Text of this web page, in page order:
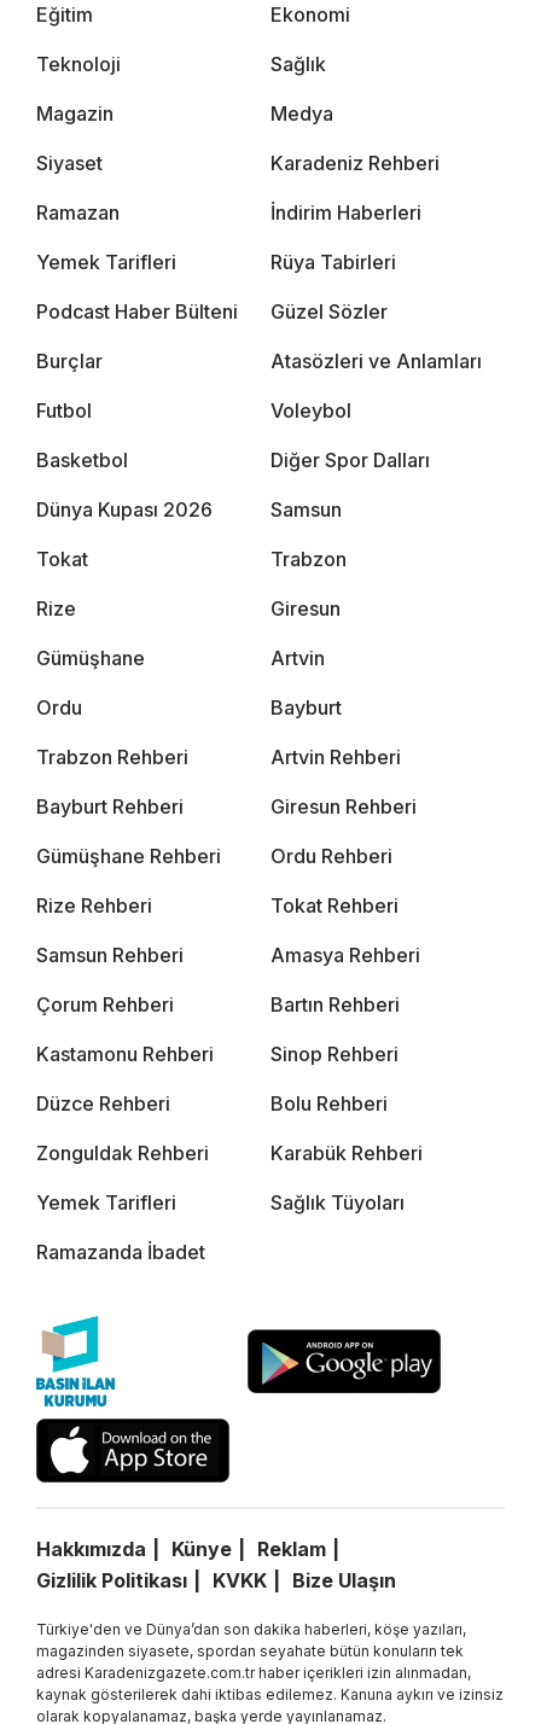
Eğitim Ekonomi
Teknoloji Sağlık
Magazin Medya
Siyaset Karadeniz Rehberi
Ramazan İndirim Haberleri
Yemek Tarifleri Rüya Tabirleri
Podcast Haber Bülteni Güzel Sözler
Burçlar Atasözleri ve Anlamları
Futbol Voleybol
Basketbol Diğer Spor Dalları
Dünya Kupası 2026 Samsun
Tokat Trabzon
Rize Giresun
Gümüşhane Artvin
Ordu Bayburt
Trabzon Rehberi Artvin Rehberi
Bayburt Rehberi Giresun Rehberi
Gümüşhane Rehberi Ordu Rehberi
Rize Rehberi Tokat Rehberi
Samsun Rehberi Amasya Rehberi
Çorum Rehberi Bartın Rehberi
Kastamonu Rehberi Sinop Rehberi
Düzce Rehberi Bolu Rehberi
Zonguldak Rehberi Karabük Rehberi
Yemek Tarifleri Sağlık Tüyoları
Ramazanda İbadet
Hakkımızda Künye
Reklam
Gizlilik Politikası
KVKK Bize Ulaşın
Türkiye'den ve Dünya’dan son dakika haberleri, köşe yazıları,
magazinden siyasete, spordan seyahate bütün konuların tek
adresi Karadenizgazete.com.tr haber içerikleri izin alınmadan,
kaynak gösterilerek dahi iktibas edilemez. Kanuna aykırı ve izinsiz
olarak kopyalanamaz, başka yerde yayınlanamaz.